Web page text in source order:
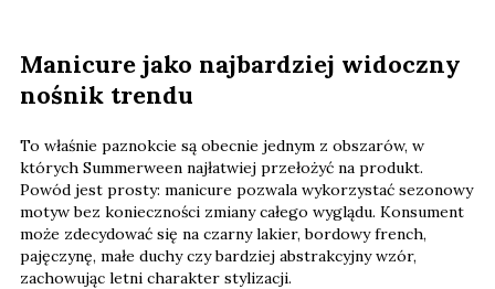
Manicure jako najbardziej widoczny
nośnik trendu
To właśnie paznokcie są obecnie jednym z obszarów, w
których Summerween najłatwiej przełożyć na produkt.
Powód jest prosty: manicure pozwala wykorzystać sezonowy
motyw bez konieczności zmiany całego wyglądu. Konsument
może zdecydować się na czarny lakier, bordowy french,
pajęczynę, małe duchy czy bardziej abstrakcyjny wzór,
zachowując letni charakter stylizacji.